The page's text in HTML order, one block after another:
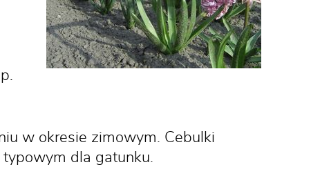
w okresie zimowym. Cebulki
dla gatunku.